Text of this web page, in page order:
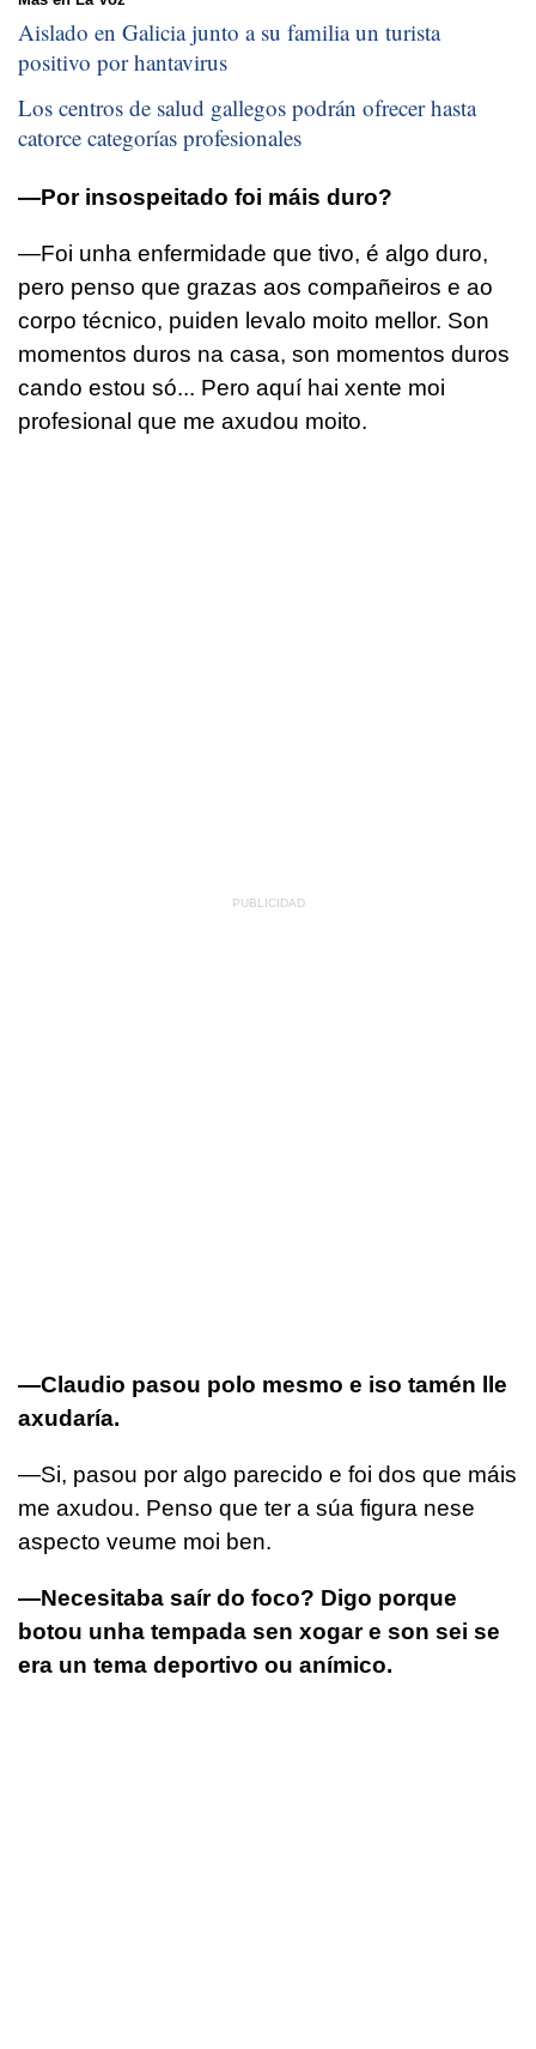
Aislado en Galicia junto a su familia un turista
positivo por hantavirus
Los centros de salud gallegos podrán ofrecer hasta
catorce categorías profesionales
—Por insospeitado foi máis duro?
—Foi unha enfermidade que tivo, é algo duro,
pero penso que grazas aos compañeiros e ao
corpo técnico, puiden levalo moito mellor. Son
momentos duros na casa, son momentos duros
cando estou só... Pero aquí hai xente moi
profesional que me axudou moito.
—Claudio pasou polo mesmo e iso tamén lle
axudaría.
—Si, pasou por algo parecido e foi dos que máis
me axudou. Penso que ter a súa figura nese
aspecto veume moi ben.
—Necesitaba saír do foco? Digo porque
botou unha tempada sen xogar e son sei se
era un tema deportivo ou anímico.